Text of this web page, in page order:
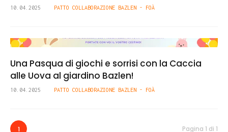
10.04.2025 PATTO COLLABORAZIONE BAZLEN - FOÀ
Una Pasqua di giochi e sorrisi con la Caccia
alle Uova al giardino Bazlen!
10.04.2025 PATTO COLLABORAZIONE BAZLEN - FOÀ
1 Pagina 1 di 1